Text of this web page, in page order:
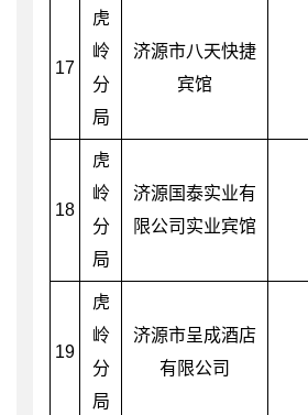
17
虎
岭
分
局
济源市八天快捷
宾馆
18
虎
岭
分
局
济源国泰实业有
限公司实业宾馆
19
虎
岭
分
局
济源市呈成酒店
有限公司